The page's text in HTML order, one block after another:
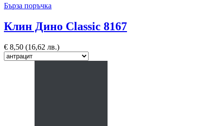
Бърза поръчка
Клин Дино Classic 8167
€ 8,50 (16,62 лв.)